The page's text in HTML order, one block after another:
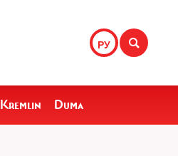
РУ
Kremlin Duma